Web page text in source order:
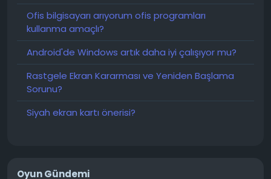
Ofis bilgisayarı arıyorum ofis programları
kullanma amaçlı?
Android'de Windows artık daha iyi çalışıyor mu?
Rastgele Ekran Kararması ve Yeniden Başlama
Sorunu?
Siyah ekran kartı önerisi?
Oyun Gündemi